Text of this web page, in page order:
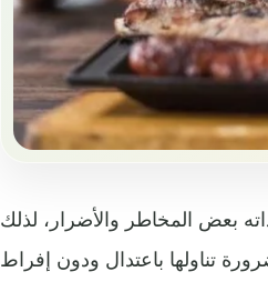
بعض المخاطر والأضرار، لذلك